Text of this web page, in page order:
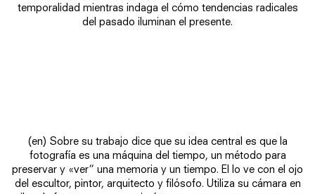
temporalidad mientras indaga el cómo tendencias radicales
del pasado iluminan el presente.
(en) Sobre su trabajo dice que su idea central es que la
fotografía es una máquina del tiempo, un método para
preservar y «ver” una memoria y un tiempo. El lo ve con el ojo
del escultor, pintor, arquitecto y filósofo. Utiliza su cámara en